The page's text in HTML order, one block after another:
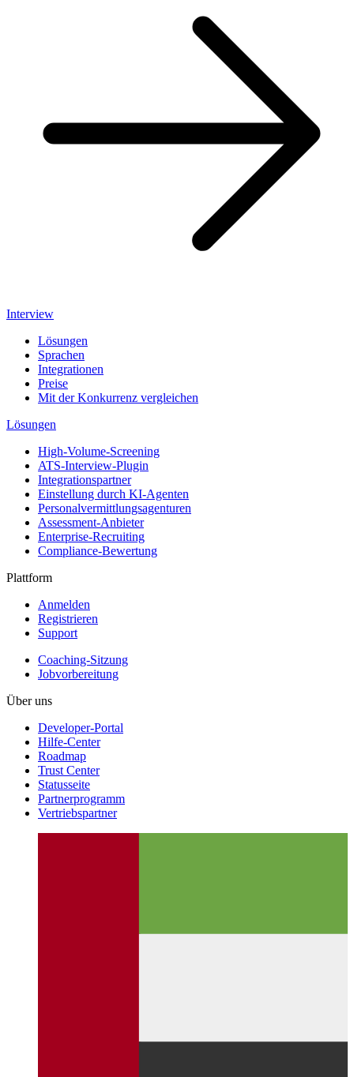
Interview
Lösungen
Sprachen
Integrationen
Preise
Mit der Konkurrenz vergleichen
Lösungen
High-Volume-Screening
ATS-Interview-Plugin
Integrationspartner
Einstellung durch KI-Agenten
Personalvermittlungsagenturen
Assessment-Anbieter
Enterprise-Recruiting
Compliance-Bewertung
Plattform
Anmelden
Registrieren
Support
Coaching-Sitzung
Jobvorbereitung
Über uns
Developer-Portal
Hilfe-Center
Roadmap
Trust Center
Statusseite
Partnerprogramm
Vertriebspartner